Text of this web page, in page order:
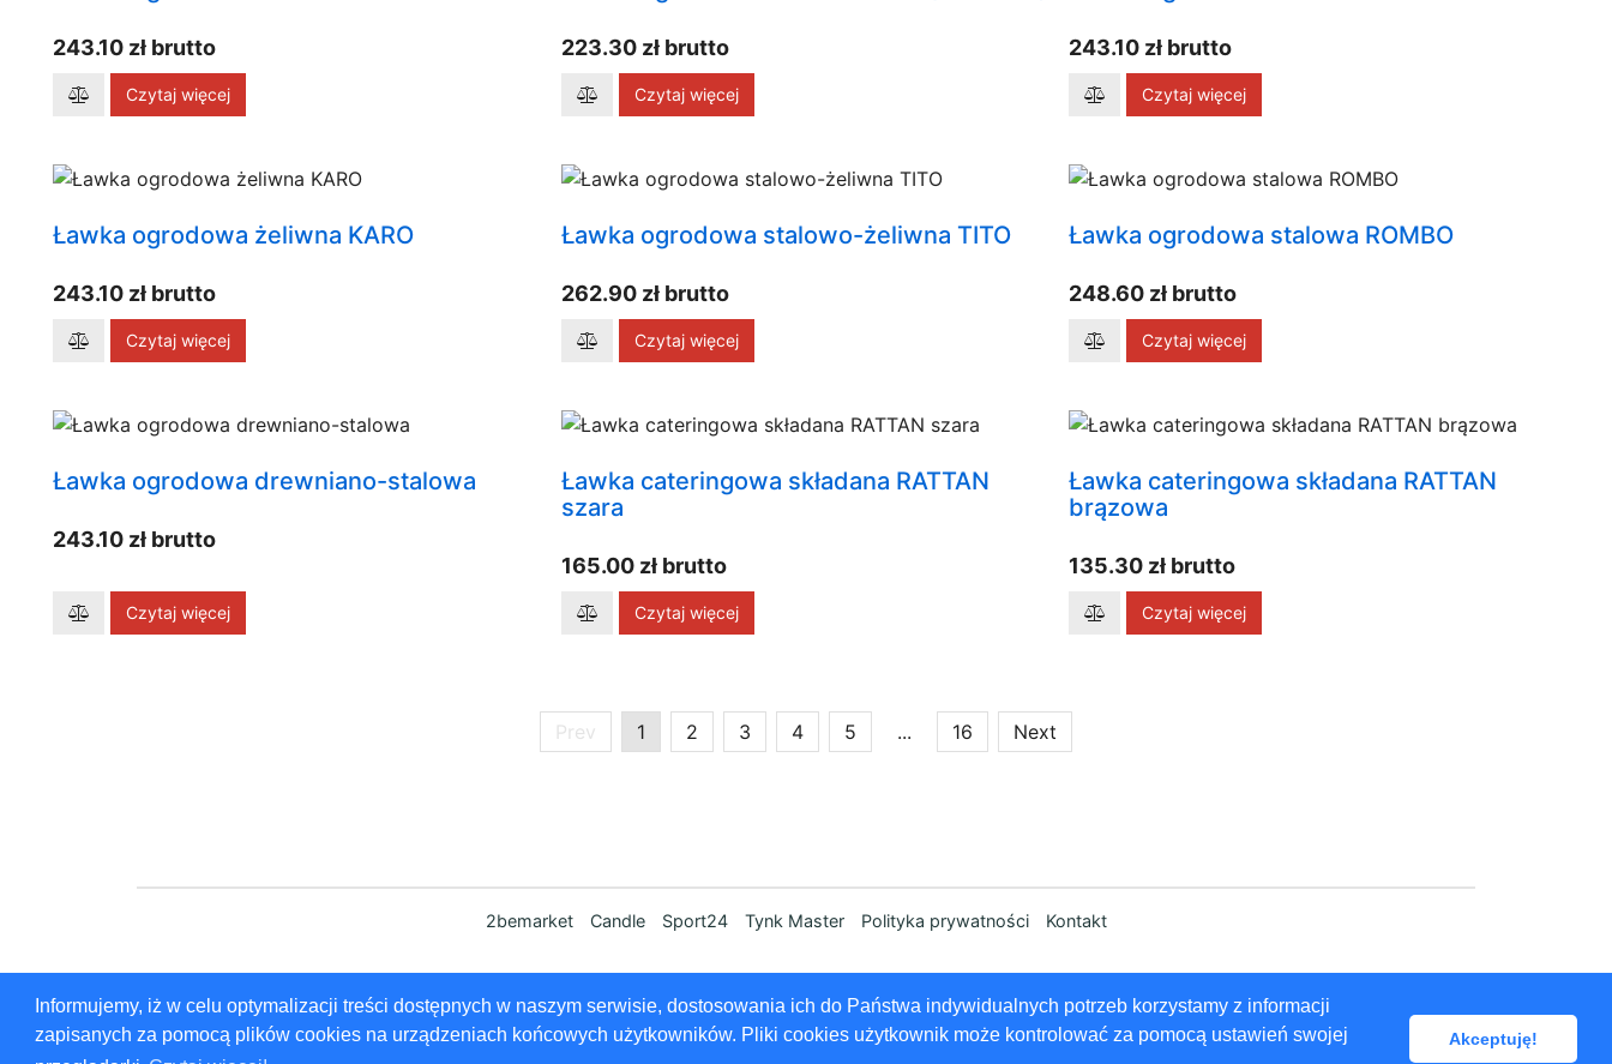
Informujemy, iż w celu optymalizacji treści dostępnych w naszym serwisie, dostosowania ich do Państwa indywidualnych potrzeb korzystamy z informacji
zapisanych za pomocą plików cookies na urządzeniach końcowych użytkowników. Pliki cookies użytkownik może kontrolować za pomocą ustawień swojej
Akceptuję!
243.10 zł brutto
Czytaj więcej
223.30 zł brutto
Czytaj więcej
243.10 zł brutto
Czytaj więcej
Ławka ogrodowa żeliwna KARO
243.10 zł brutto
Czytaj więcej
Ławka ogrodowa stalowo-żeliwna TITO
262.90 zł brutto
Czytaj więcej
Ławka ogrodowa stalowa ROMBO
248.60 zł brutto
Czytaj więcej
Ławka ogrodowa drewniano-stalowa
243.10 zł brutto
Czytaj więcej
Ławka cateringowa składana RATTAN
szara
165.00 zł brutto
Czytaj więcej
Ławka cateringowa składana RATTAN
brązowa
135.30 zł brutto
Czytaj więcej
Prev 1 2 3 4 5 ... 16 Next
2bemarket Candle Sport24 Tynk Master Polityka prywatności Kontakt
© 2025 by 2bemarket.com
Created withMetro 4